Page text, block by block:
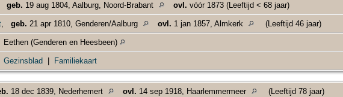
geb. 19 aug 1804, Aalburg, Noord-Brabant ovl. vóór 1873 (Leeftijd < 68 jaar)
, geb. 21 apr 1810, Genderen/Aalburg ovl. 1 jan 1857, Almkerk (Leeftijd 46 jaar)
Eethen (Genderen en Heesbeen)
Gezinsblad Familiekaart
18 dec 1839, Nederhemert ovl. 14 sep 1918, Haarlemmermeer (Leeftijd 78 jaar)